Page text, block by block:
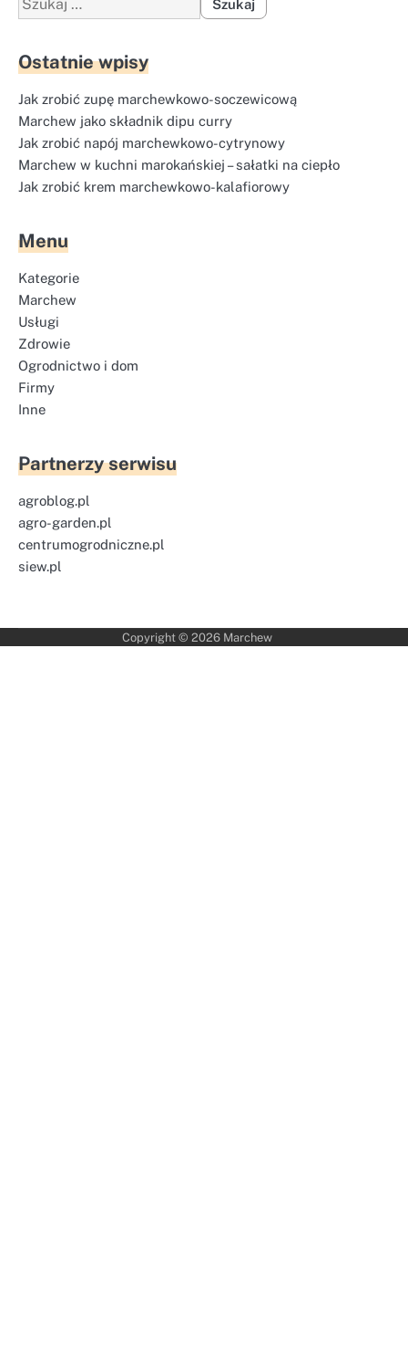
Ostatnie wpisy
Jak zrobić zupę marchewkowo-soczewicową
Marchew jako składnik dipu curry
Jak zrobić napój marchewkowo-cytrynowy
Marchew w kuchni marokańskiej – sałatki na ciepło
Jak zrobić krem marchewkowo-kalafiorowy
Menu
Kategorie
Marchew
Usługi
Zdrowie
Ogrodnictwo i dom
Firmy
Inne
Partnerzy serwisu
agroblog.pl
agro-garden.pl
centrumogrodniczne.pl
siew.pl
Copyright © 2026 Marchew